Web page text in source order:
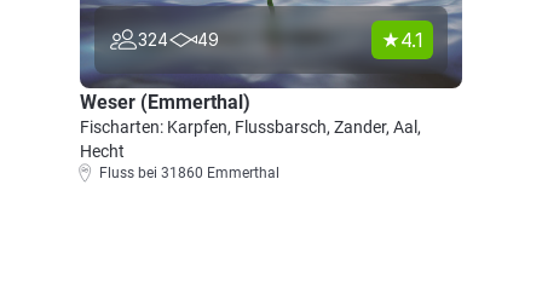
324 49 4.1
Weser (Emmerthal)
Fischarten: Karpfen, Flussbarsch, Zander, Aal,
Hecht
Fluss bei 31860 Emmerthal